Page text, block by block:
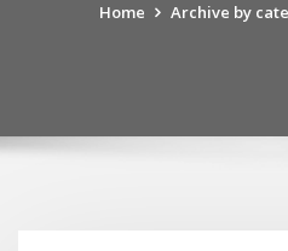
Home Archive by